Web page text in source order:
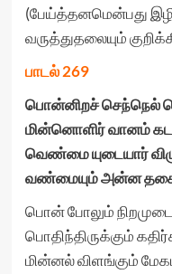
(பேய்த்தனமென்பது
வருத்துதலையும்
பாடல் 269
பொன்னிறச் செந்நெல்
மின்னொளிர் வானம்
வெண்மை யுடையார்
வண்மையும் அன்ன
பொன் போலும்
பொதிந்திருக்கும்
மின்னல் விளங்கும்